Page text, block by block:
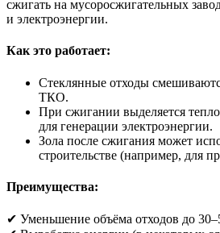
сжигать на мусоросжигательных
и электроэнергии.
Как это работает:
Стеклянные отходы
ТКО.
При сжигании выделяется
для генерации электроэнергии.
Зола после сжигания может
строительстве (например, для
Преимущества:
✔ Уменьшение объёма отходов до